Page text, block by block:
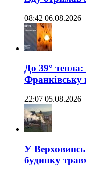
08:42 06.08.2026
До 39°
Франківську
22:07 05.08.2026
У
будинку